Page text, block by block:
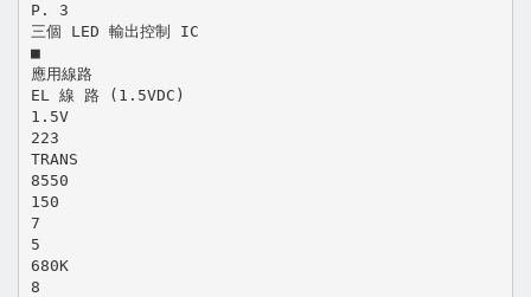
P. 3
三個 LED 輸出控制 IC
■
應用線路
EL 線 路 (1.5VDC)
1.5V
223
TRANS
8550
150
7
5
680K
8